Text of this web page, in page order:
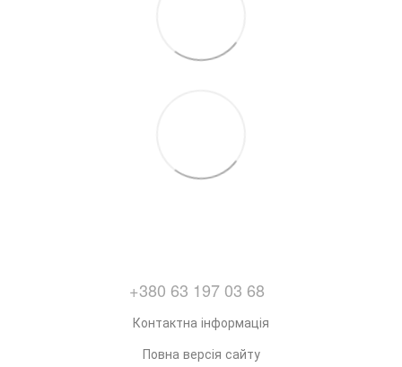
+380 63 197 03 68
Контактна інформація
Повна версія сайту